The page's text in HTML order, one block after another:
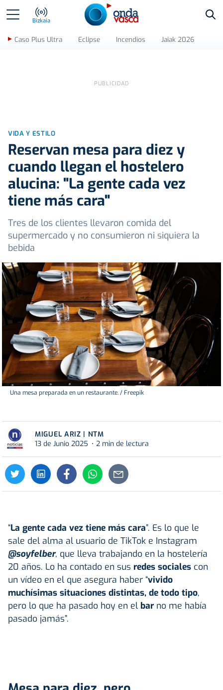
Bizkaia
Caso Plus Ultra Eclipse Incendios Jaiak 2026
VIDA Y ESTILO
Reservan mesa para diez y
cuando llegan el hostelero
alucina: "La gente cada vez
tiene más cara"
Tres de los clientes llevaron comida del
supermercado y no consumieron ni siquiera la
bebida
Una mesa preparada en un restaurante. / Freepik
MIGUEL ARIZ | NTM
13 de Junio 2025
2 min de lectura
“La gente cada vez tiene más cara”. Es lo que le
sale del alma al usuario de TikTok e Instagram
@soyfelber, que lleva trabajando en la hostelería
20 años. Lo ha contado en sus redes sociales con
un vídeo en el que asegura haber “vivido
muchísimas situaciones distintas, de todo tipo,
pero lo que ha pasado hoy en el bar no me había
pasado jamás”.